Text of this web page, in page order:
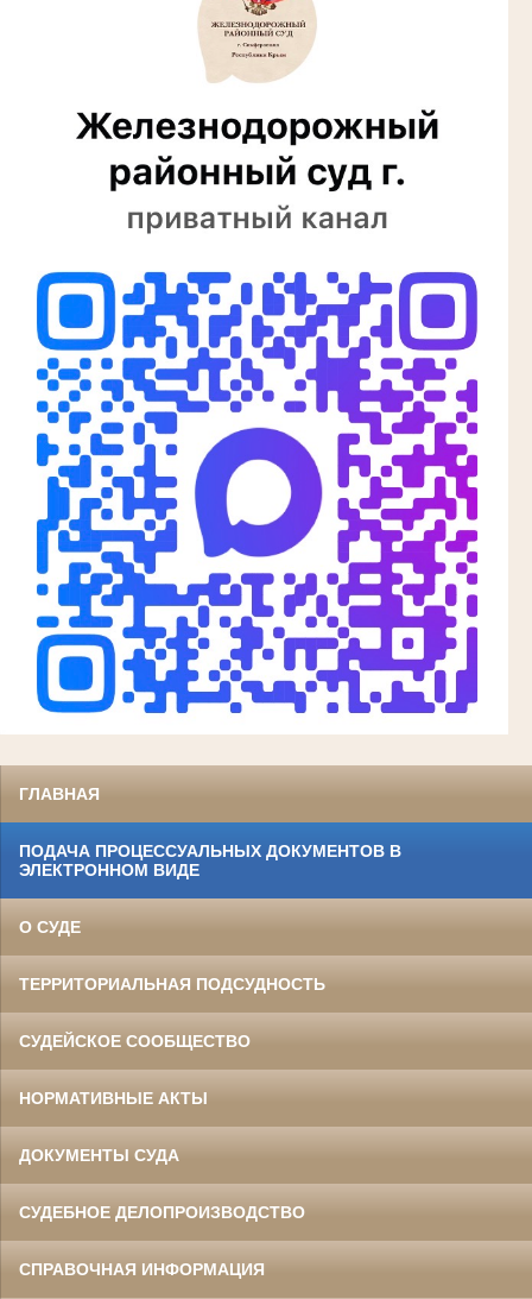
ГЛАВНАЯ
ПОДАЧА ПРОЦЕССУАЛЬНЫХ ДОКУМЕНТОВ В
ЭЛЕКТРОННОМ ВИДЕ
О СУДЕ
ТЕРРИТОРИАЛЬНАЯ ПОДСУДНОСТЬ
СУДЕЙСКОЕ СООБЩЕСТВО
НОРМАТИВНЫЕ АКТЫ
ДОКУМЕНТЫ СУДА
СУДЕБНОЕ ДЕЛОПРОИЗВОДСТВО
СПРАВОЧНАЯ ИНФОРМАЦИЯ